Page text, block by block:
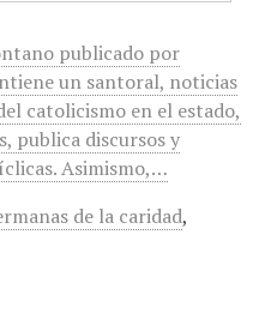
publicado por
un santoral, noticias
catolicismo en el estado,
publica discursos y
Asimismo,…
de la caridad,